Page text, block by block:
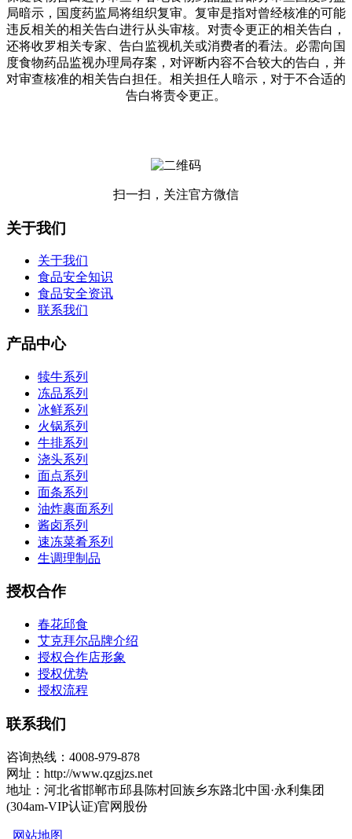
局暗示，国度药监局将组织复审。复审是指对曾经核准的可能
违反相关的相关告白进行从头审核。对责令更正的相关告白，
还将收罗相关专家、告白监视机关或消费者的看法。必需向国
度食物药品监视办理局存案，对评断内容不合较大的告白，并
对审查核准的相关告白担任。相关担任人暗示，对于不合适的
告白将责令更正。
扫一扫，关注官方微信
关于我们
关于我们
食品安全知识
食品安全资讯
联系我们
产品中心
犊牛系列
冻品系列
冰鲜系列
火锅系列
牛排系列
浇头系列
面点系列
面条系列
油炸裹面系列
酱卤系列
速冻菜肴系列
生调理制品
授权合作
春花邱食
艾克拜尔品牌介绍
授权合作店形象
授权优势
授权流程
联系我们
咨询热线：4008-979-878
网址：http://www.qzgjzs.net
地址：河北省邯郸市邱县陈村回族乡东路北中国·永利集团
(304am-VIP认证)官网股份
网站地图